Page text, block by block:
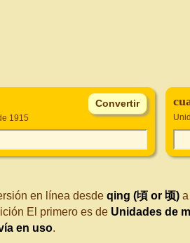
1915
en línea desde qing (頃 or 顷) a
El primero es de Unidades de
en uso.